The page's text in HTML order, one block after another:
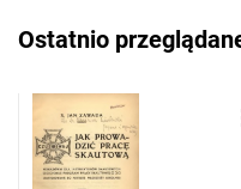
Ostatnio